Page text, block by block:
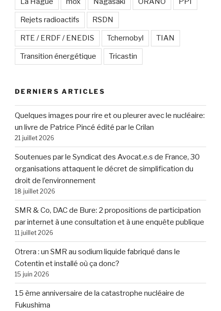
Rejets radioactifs RSDN
RTE / ERDF / ENEDIS Tchernobyl TIAN
Transition énergétique Tricastin
DERNIERS ARTICLES
Quelques images pour rire et ou pleurer avec le nucléaire:
un livre de Patrice Pincé édité par le Crilan
21 juillet 2026
Soutenues par le Syndicat des Avocat.e.s de France, 30
organisations attaquent le décret de simplification du
droit de l’environnement
18 juillet 2026
SMR & Co, DAC de Bure: 2 propositions de participation
par internet à une consultation et à une enquête publique
11 juillet 2026
Otrera : un SMR au sodium liquide fabriqué dans le
Cotentin et installé où ça donc?
15 juin 2026
15 ème anniversaire de la catastrophe nucléaire de
Fukushima